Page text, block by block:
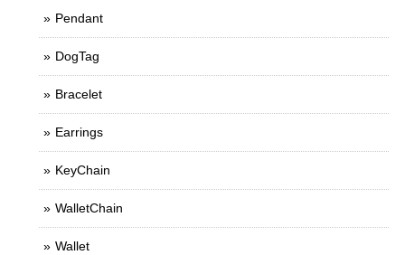
Pendant
DogTag
Bracelet
Earrings
KeyChain
WalletChain
Wallet